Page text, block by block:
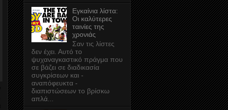
Εγκαίνια λίστα:
Οι καλύτερες
ταινίες της
χρονιάς
Σαν τις λίστες
δεν έχει. Αυτό το
ψυχαναγκαστικό πράγμα που
σε βάζει σε διαδικασία
συγκρίσεων και -
αναπόφευκτα -
διαπιστώσεων το βρίσκω
απλά...